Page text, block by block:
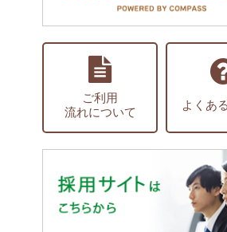
ご利用
流れについて
よくあ